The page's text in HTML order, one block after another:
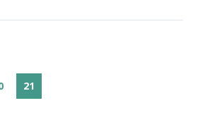
21